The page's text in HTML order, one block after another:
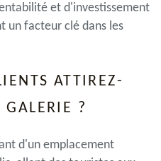
et d'investissement
un facteur clé dans les
ATTIREZ-
GALERIE ?
d'un emplacement